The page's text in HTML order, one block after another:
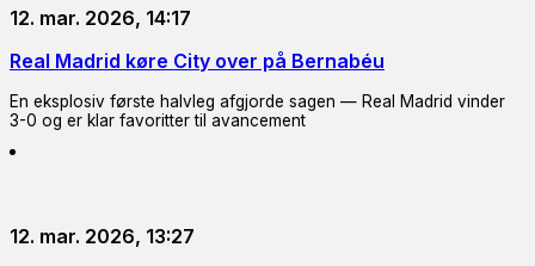
12. mar. 2026, 14:17
Real Madrid køre City over på Bernabéu
En eksplosiv første halvleg afgjorde sagen — Real Madrid vinder
3-0 og er klar favoritter til avancement
12. mar. 2026, 13:27